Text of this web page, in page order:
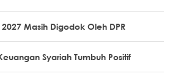
Masih Digodok Oleh DPR
Syariah Tumbuh Positif